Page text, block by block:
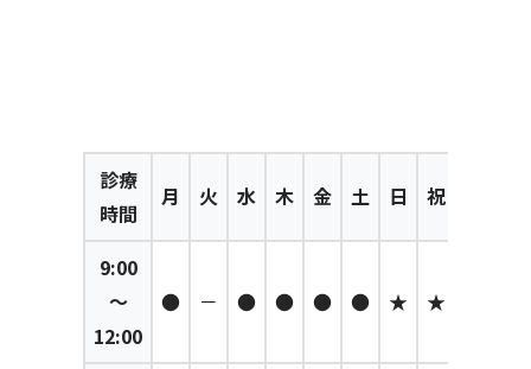
診療
時間
月 火 水 木 金 土 日 祝
9:00
～
12:00
● － ● ● ● ● ★ ★